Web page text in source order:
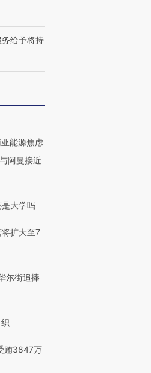
给予将持
能源焦虑
阿曼接近
大学吗
扩大至7
尔街追捧
贿3847万